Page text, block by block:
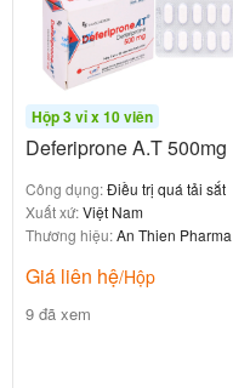
cùng với bữa
Ở bệnh nhân
ml/phút): Có
theo chỉ định
Phòng ngừa DVT
Liều thông
lần/ngày,
sĩ có thể chỉ
tình trạng
Thời gian
tuần, tùy
Hộp 3 vỉ x 10 viên
Deferiprone A.T 500mg
Công dụng:Điều trị quá tải sắt
Xuất xứ:Việt Nam
Thương hiệu:An Thien Pharma
Giá liên hệ/Hộp
9 đã xem